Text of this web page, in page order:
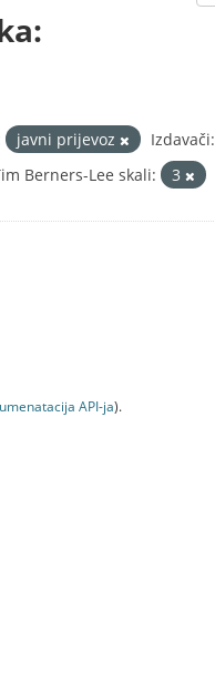
javni prijevoz Izdavači:
Berners-Lee skali: 3
API-jа).